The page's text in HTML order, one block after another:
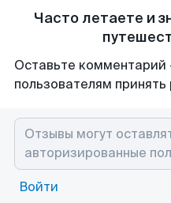
Часто летаете и
Оставьте
пользователям
Войти